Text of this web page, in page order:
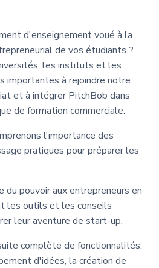
d'enseignement voué à la
de vos étudiants ?
les instituts et les
importantes à rejoindre notre
et à intégrer PitchBob dans
de formation commerciale.
l'importance des
pratiques pour préparer les
pouvoir aux entrepreneurs en
les outils et les conseils
leur aventure de start-up.
complète de fonctionnalités,
d'idées, la création de